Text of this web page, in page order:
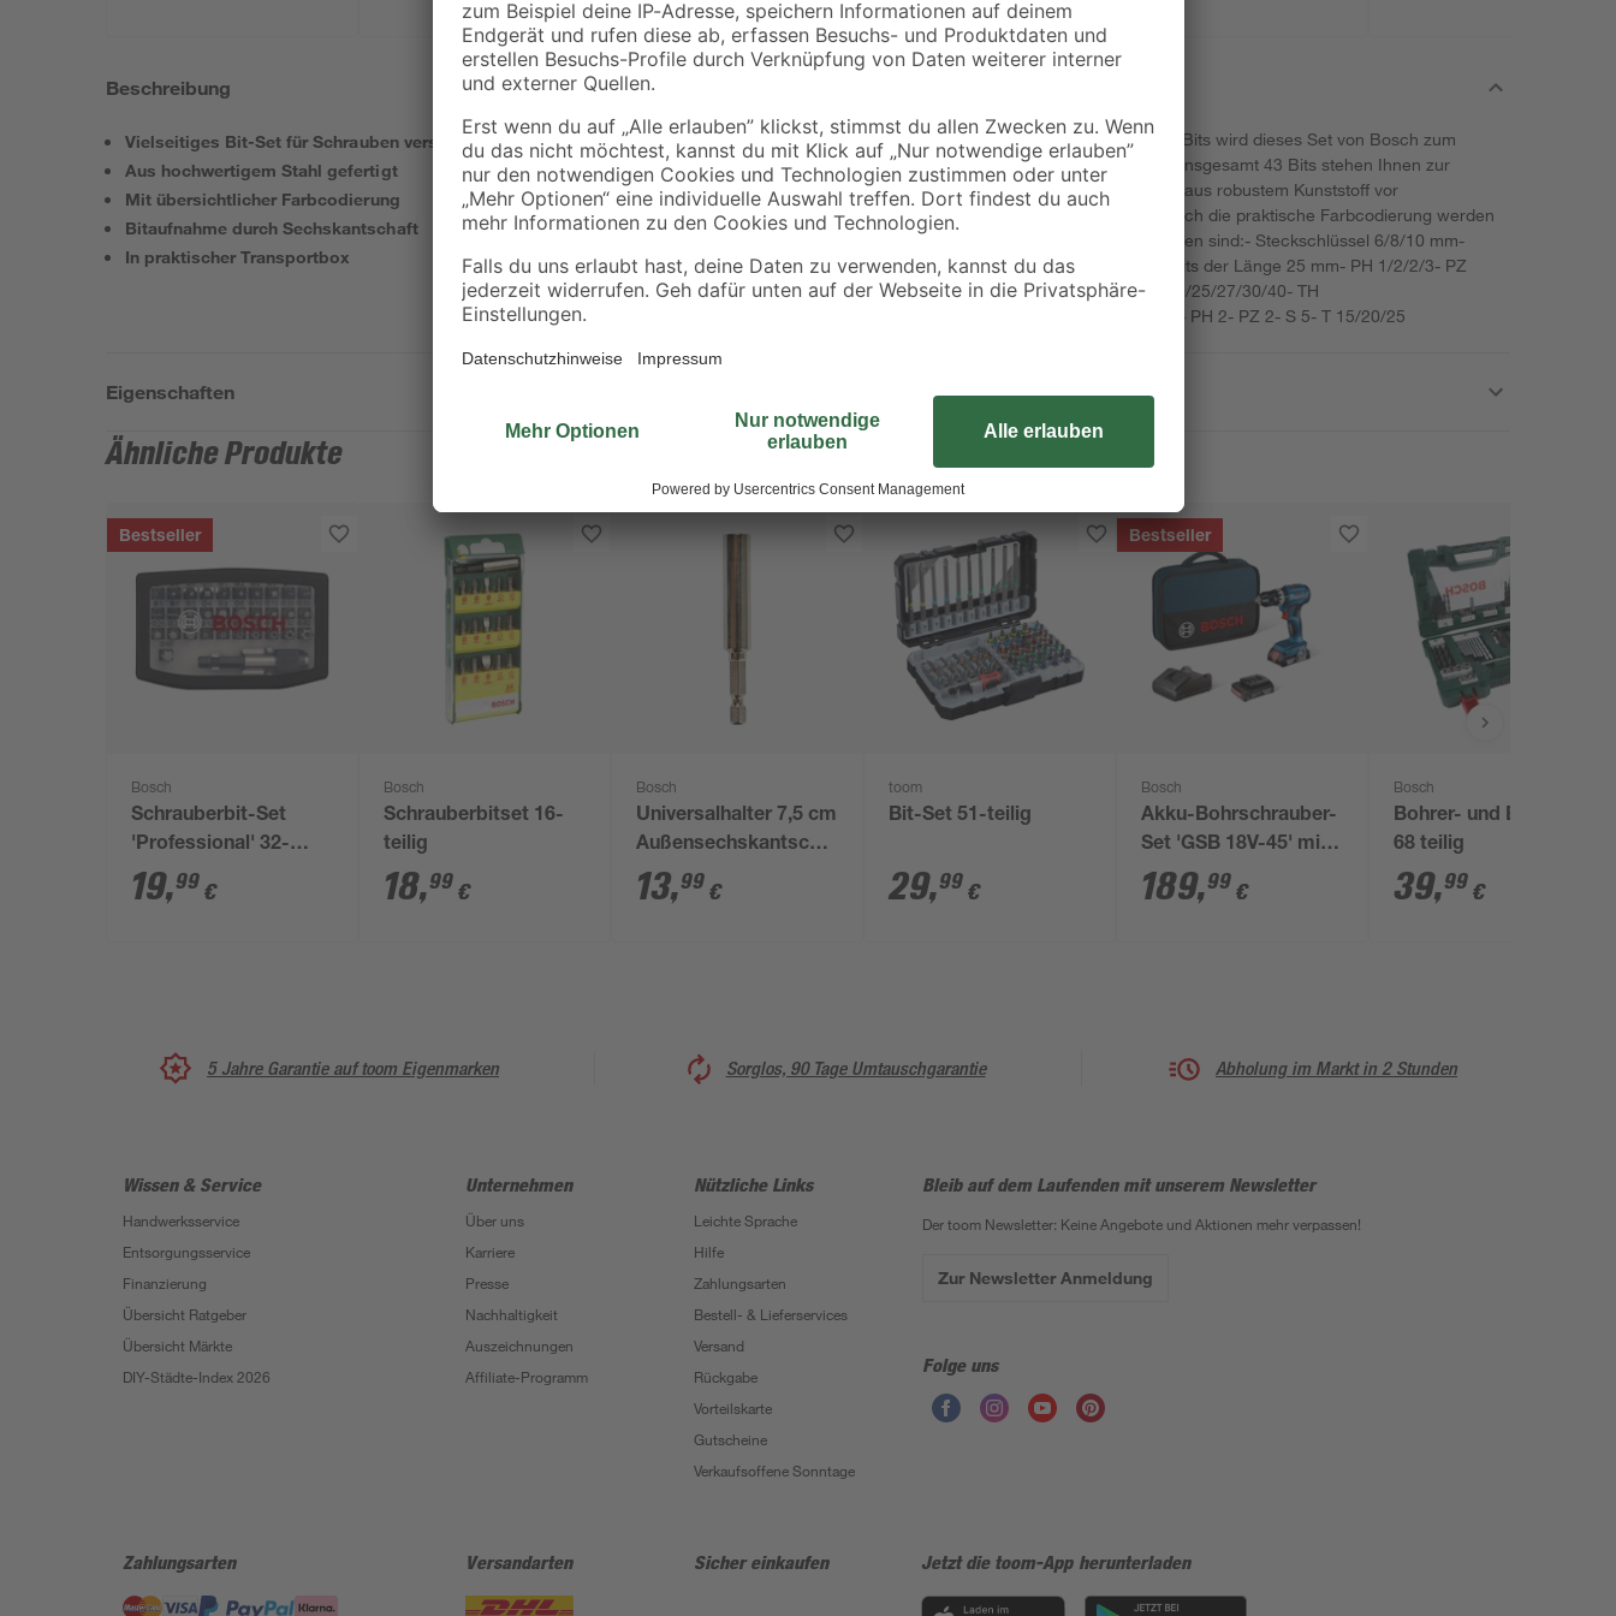
Beschreibung
Vielseitiges Bit-Set für Schrauben verschiedenster Antriebe
Aus hochwertigem Stahl gefertigt
Mit übersichtlicher Farbcodierung
Bitaufnahme durch Sechskantschaft
In praktischer Transportbox
Dank der großen Auswahl an unterschiedlichen Bits wird dieses Set von Bosch zum
zuverlässigen Helfer bei allen Schraubarbeiten. Insgesamt 43 Bits stehen Ihnen zur
Verfügung und werden durch eine Transportbox aus robustem Kunststoff vor
Beschädigungen und Unordnung geschützt. Durch die praktische Farbcodierung werden
die Bits zudem sinnvoll organisiert.Im Set enthalten sind:- Steckschlüssel 6/8/10 mm-
Schnellwechseluniversalhalter- UniversalhalterBits der Länge 25 mm- PH 1/2/2/3- PZ
1/2/2/3- S 3/4/5/6/- HEX 3/4/5/6- T 10/15/20/20/25/27/30/40- TH
10/15/20/20/25/27/30/40Bits der Länge 75 mm- PH 2- PZ 2- S 5- T 15/20/25
Eigenschaften
Ähnliche Produkte
Bestseller
Bosch
Schrauberbit-Set
'Professional' 32-
teilig
19,99 €
Bosch
Schrauberbitset 16-
teilig
18,99 €
Bosch
Universalhalter 7,5 cm
Außensechskantschaft
1/4"
13,99 €
toom
Bit-Set 51-teilig
29,99 €
Bestseller
Bosch
Akku-Bohrschrauber-
Set 'GSB 18V-45' mit
2 Akkus und
Ladegerät
189,99 €
Bosch
Bohrer- und Bit-Set
68 teilig
39,99 €
5 Jahre Garantie auf toom Eigenmarken Sorglos, 90 Tage Umtauschgarantie Abholung im Markt in 2 Stunden
Wissen & Service
Handwerksservice
Entsorgungsservice
Finanzierung
Übersicht Ratgeber
Übersicht Märkte
DIY-Städte-Index 2026
Unternehmen
Über uns
Karriere
Presse
Nachhaltigkeit
Auszeichnungen
Affiliate-Programm
Nützliche Links
Leichte Sprache
Hilfe
Zahlungsarten
Bestell- & Lieferservices
Versand
Rückgabe
Vorteilskarte
Gutscheine
Verkaufsoffene Sonntage
Bleib auf dem Laufenden mit unserem Newsletter
Der toom Newsletter: Keine Angebote und Aktionen mehr verpassen!
Zur Newsletter Anmeldung
Folge uns
Zahlungsarten Versandarten Sicher einkaufen Jetzt die toom-App herunterladen